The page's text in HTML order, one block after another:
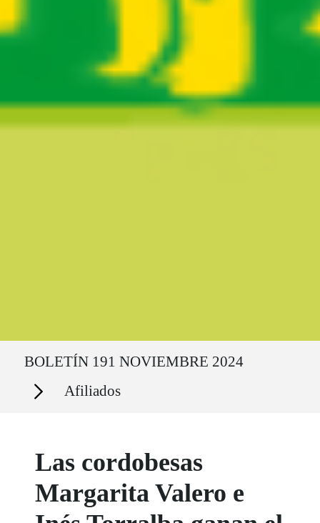
BOLETÍN 191 NOVIEMBRE 2024
Secciones Afiliados
Las cordobesas
Margarita Valero e